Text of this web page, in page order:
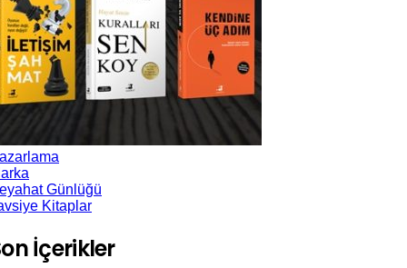
Günlüğü
Kitaplar
İçerikler